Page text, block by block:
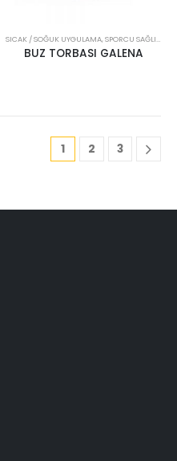
SICAK / SOĞUK UYGULAMA,SPORCU SAĞLIĞI ÜRÜNLERI
BUZ TORBASI GALENA
1 2 3